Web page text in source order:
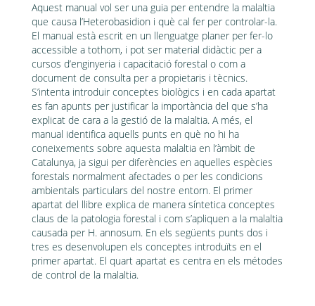
Aquest manual vol ser una guia per entendre la malaltia
que causa l’Heterobasidion i què cal fer per controlar-la.
El manual està escrit en un llenguatge planer per fer-lo
accessible a tothom, i pot ser material didàctic per a
cursos d’enginyeria i capacitació forestal o com a
document de consulta per a propietaris i tècnics.
S’intenta introduir conceptes biològics i en cada apartat
es fan apunts per justificar la importància del que s’ha
explicat de cara a la gestió de la malaltia. A més, el
manual identifica aquells punts en què no hi ha
coneixements sobre aquesta malaltia en l’àmbit de
Catalunya, ja sigui per diferències en aquelles espècies
forestals normalment afectades o per les condicions
ambientals particulars del nostre entorn. El primer
apartat del llibre explica de manera síntetica conceptes
claus de la patologia forestal i com s’apliquen a la malaltia
causada per H. annosum. En els següents punts dos i
tres es desenvolupen els conceptes introduïts en el
primer apartat. El quart apartat es centra en els métodes
de control de la malaltia.